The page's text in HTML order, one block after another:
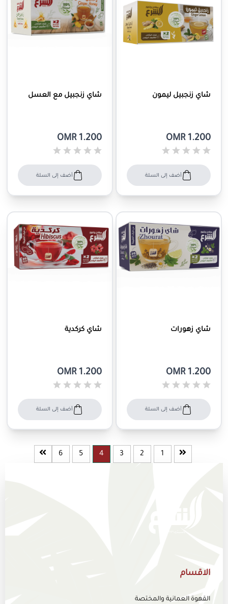
شاي زنجبيل ليمون
OMR 1.200
أضف إلى السلة
شاي زنجبيل مع العسل
OMR 1.200
أضف إلى السلة
شاي زهورات
OMR 1.200
أضف إلى السلة
شاي كركدية
OMR 1.200
أضف إلى السلة
1
2
3
4
5
6
الاقسام
القهوة العمانية والمختصة